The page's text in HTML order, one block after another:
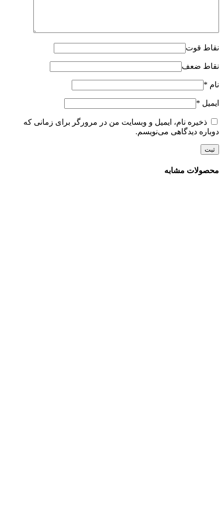
نقاط قوت
نقاط ضعف
نام *
ایمیل *
ذخیره نام، ایمیل و وبسایت من در مرورگر برای زمانی که
دوباره دیدگاهی می‌نویسم.
محصولات مشابه